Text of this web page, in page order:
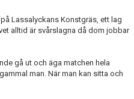
Lassalyckans Konstgräs, ett lag
alltid är svårslagna då dom jobbar
gå ut och äga matchen hela
man. När man kan sitta och